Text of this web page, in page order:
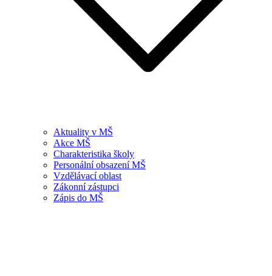
Aktuality v MŠ
Akce MŠ
Charakteristika školy
Personální obsazení MŠ
Vzdělávací oblast
Zákonní zástupci
Zápis do MŠ